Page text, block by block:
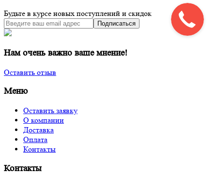
Будьте в курсе новых поступлений и скидок
Подписаться
Нам очень важно ваше мнение!
Оставить отзыв
Меню
Оставить заявку
О компании
Доставка
Оплата
Контакты
Контакты